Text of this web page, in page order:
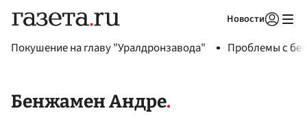
Новости
Покушение на главу "Уралдронзавода" Проблемы с
Бенжамен Андре